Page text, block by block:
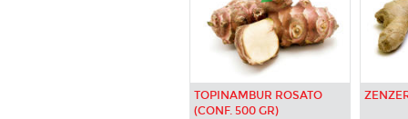
TOPINAMBUR ROSATO
(CONF. 500 GR)